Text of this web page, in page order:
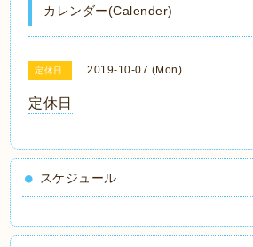
カレンダー(Calender)
定休日 2019-10-07 (Mon)
定休日
スケジュール